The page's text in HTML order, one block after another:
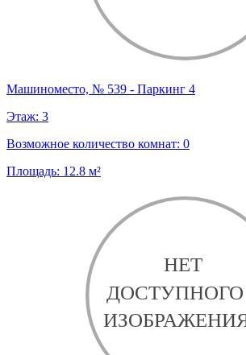
Машиноместо, № 539 - Паркинг 4
Этаж: 3
Возможное количество комнат: 0
Площадь: 12.8 м²